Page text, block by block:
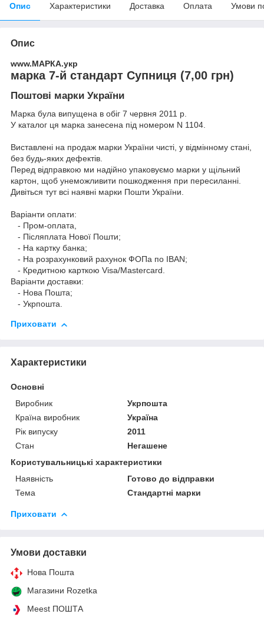
Опис Характеристики Доставка Оплата Умови
Опис
www.МАРКА.укр
марка 7-й стандарт Супниця (7,00 грн)
Поштові марки України
Марка була випущена в обіг 7 червня 2011 р.
У каталог ця марка занесена під номером N 1104.
Виставлені на продаж марки України чисті, у відмінному стані,
без будь-яких дефектів.
Перед відправкою ми надійно упаковуємо марки у щільний
картон, щоб унеможливити пошкодження при пересиланні.
Дивіться тут всі наявні марки Пошти України.
Варіанти оплати:
- Пром-оплата,
- Післяплата Нової Пошти;
- На картку банка;
- На розрахунковий рахунок ФОПа по IBAN;
- Кредитною карткою Visa/Mastercard.
Варіанти доставки:
- Нова Пошта;
- Укрпошта.
Приховати
Характеристики
Основні
Виробник
Укрпошта
Країна виробник
Україна
Рік випуску
2011
Стан
Негашене
Користувальницькі характеристики
Наявність
Готово до відправки
Тема
Стандартні марки
Приховати
Умови доставки
Нова Пошта
Магазини Rozetka
Meest ПОШТА